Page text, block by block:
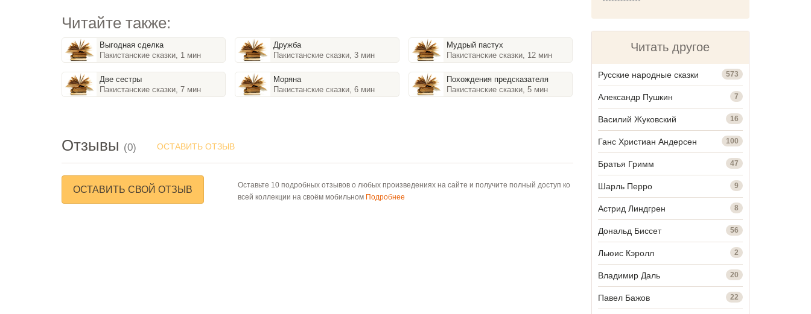
Читайте также:
Выгодная сделка
Пакистанские сказки, 1 мин
Две сестры
Пакистанские сказки, 7 мин
Дружба
Пакистанские сказки, 3 мин
Моряна
Пакистанские сказки, 6 мин
Мудрый пастух
Пакистанские сказки, 12 мин
Похождения предсказателя
Пакистанские сказки, 5 мин
Отзывы (0) ОСТАВИТЬ ОТЗЫВ
ОСТАВИТЬ СВОЙ ОТЗЫВ
Оставьте 10 подробных отзывов о любых произведениях на сайте и получите полный доступ ко
всей коллекции на своём мобильном Подробнее
Читать другое
Русские народные сказки 573
Александр Пушкин 7
Василий Жуковский 16
Ганс Христиан Андерсен 100
Братья Гримм 47
Шарль Перро 9
Астрид Линдгрен 8
Дональд Биссет 56
Льюис Кэролл 2
Владимир Даль 20
Павел Бажов 22